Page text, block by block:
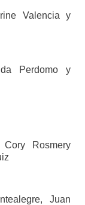
Valencia y
Perdomo y
Rosmery
Juan